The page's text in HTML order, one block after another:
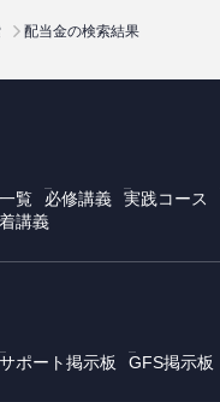
配当金の検索結果
覧 必修講義 実践コース
講義
サポート掲示板 GFS掲示板